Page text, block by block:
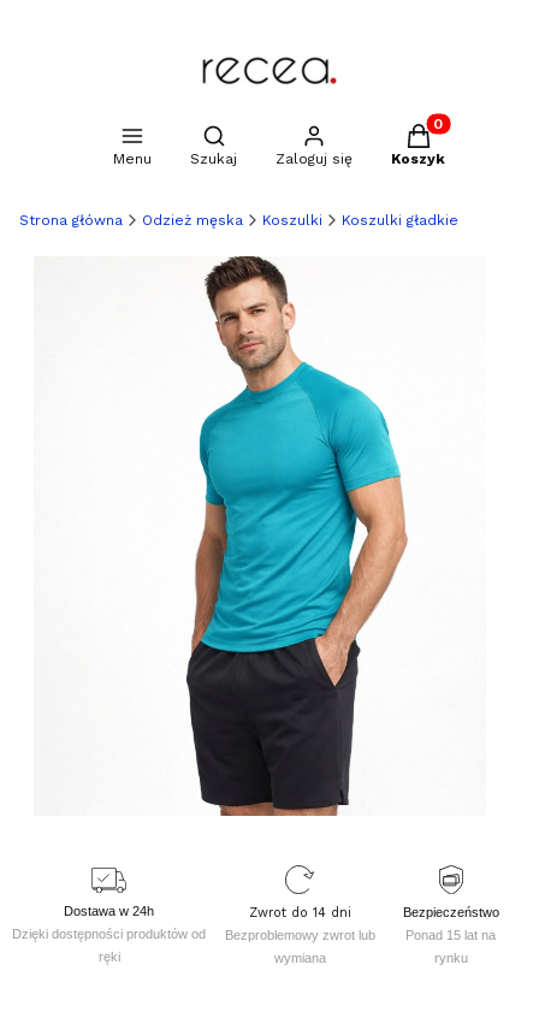
Menu
Otwórz wyszukiwarkę
Szukaj Zaloguj się
Produkty w
Koszyk
Strona główna Odzież męska Koszulki Koszulki gładkie
Dostawa w 24h
Dzięki dostępności produktów od
ręki
Zwrot do 14 dni
Bezproblemowy zwrot lub
wymiana
Bezpieczeństwo
Ponad 15 lat na
rynku